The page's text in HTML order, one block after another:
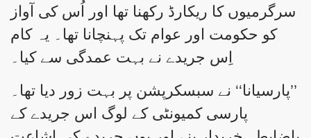
سرگرمیوں کا ریکارڈ رکھنا تھا اور اُس کی آواز
کو حکومت اور عوام تک پہنچانا تھا۔ یہ کام
اِس جریدے نے بہت عمدگی سے کیا۔
’’پارسیانا‘‘ نے سبسکرپشن پر بہت زور دیا تھا۔
پارسی کمیونٹی کے لوگ اس جریدے کے